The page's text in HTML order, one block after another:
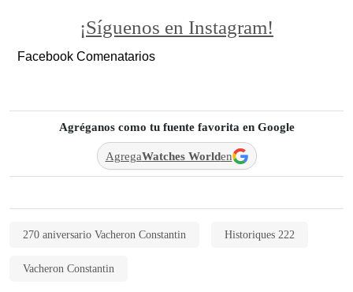
¡Síguenos en Instagram!
Facebook Comenatarios
Agréganos como tu fuente favorita en Google
AgregaWatches Worlden
270 aniversario Vacheron Constantin Historiques 222
Vacheron Constantin